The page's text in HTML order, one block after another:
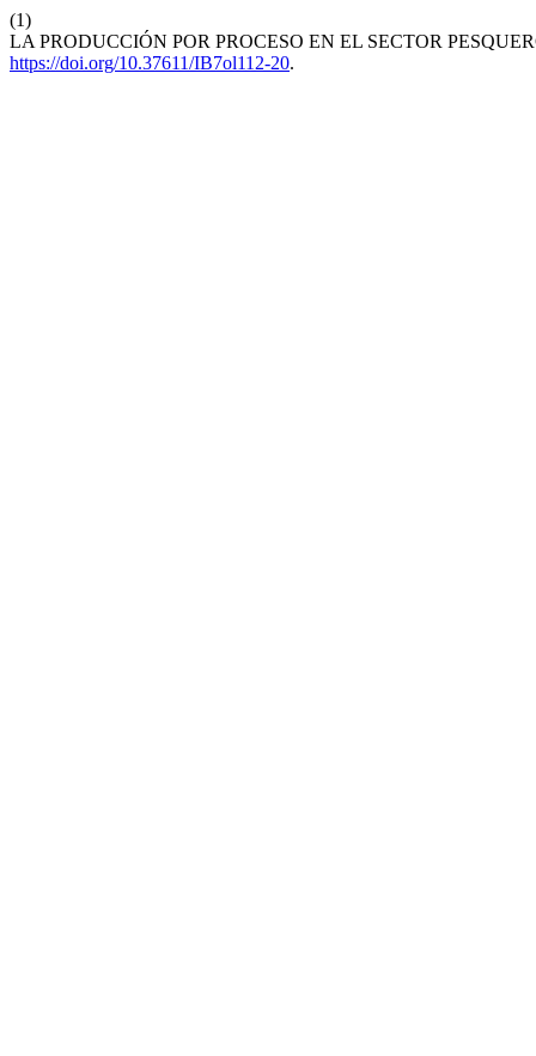
(1)
LA PRODUCCIÓN POR PROCESO EN EL SECTOR
https://doi.org/10.37611/IB7ol112-20.